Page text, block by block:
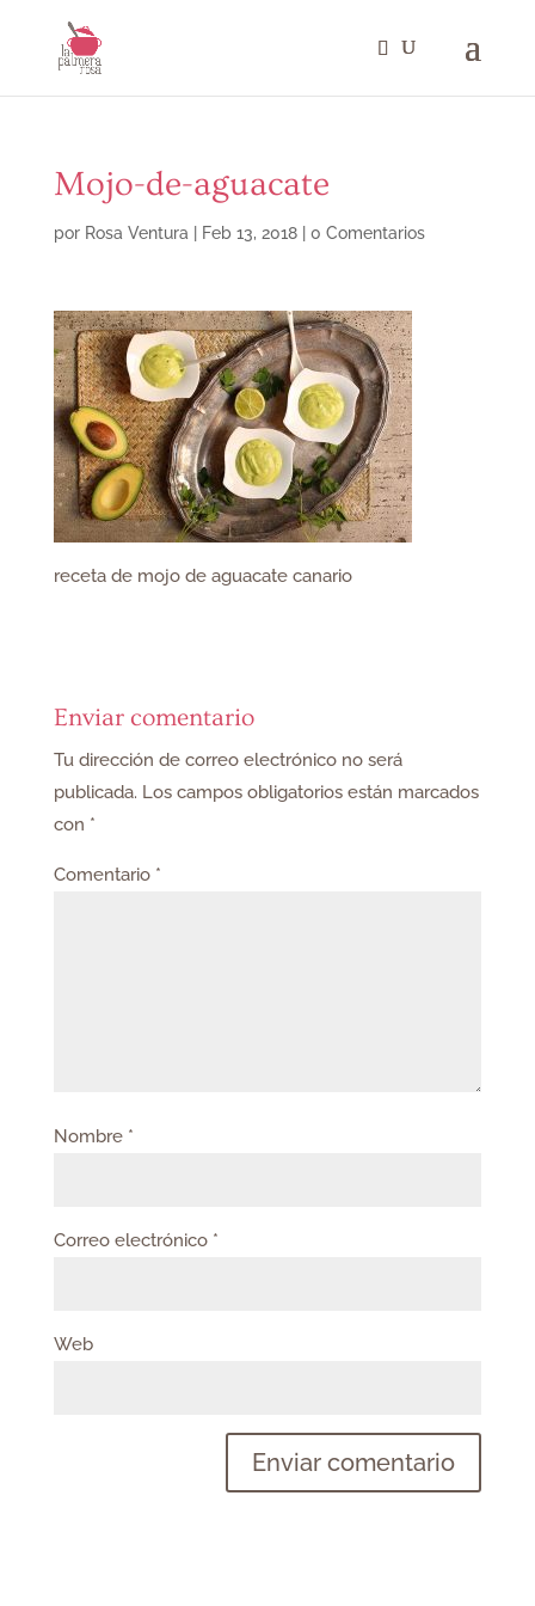
Mojo-de-aguacate
por Rosa Ventura Feb 13, 2018| 0 Comentarios
receta de mojo de aguacate canario
Enviar comentario
Tu dirección de correo electrónico no será
publicada. Los campos obligatorios están marcados
con *
Comentario *
Nombre *
Correo electrónico *
Web